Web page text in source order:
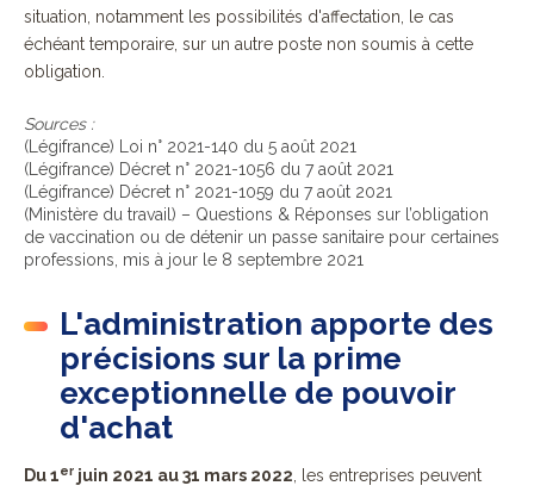
situation, notamment les possibilités d'affectation, le cas
échéant temporaire, sur un autre poste non soumis à cette
obligation.
Sources :
(Légifrance) Loi n° 2021-140 du 5 août 2021
(Légifrance) Décret n° 2021-1056 du 7 août 2021
(Légifrance) Décret n° 2021-1059 du 7 août 2021
(Ministère du travail) – Questions & Réponses sur l’obligation
de vaccination ou de détenir un passe sanitaire pour certaines
professions, mis à jour le 8 septembre 2021
L'administration apporte des
précisions sur la prime
exceptionnelle de pouvoir
d'achat
Du 1er juin 2021 au 31 mars 2022 , les entreprises peuvent